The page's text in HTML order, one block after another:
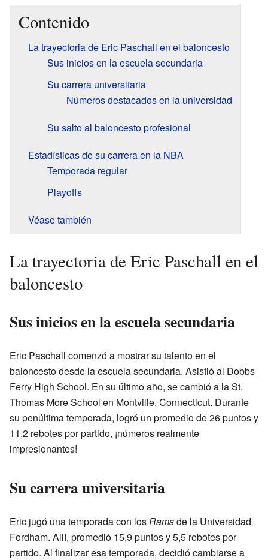
Contenido
La trayectoria de Eric Paschall en el baloncesto
Sus inicios en la escuela secundaria
Su carrera universitaria
Números destacados en la universidad
Su salto al baloncesto profesional
Estadísticas de su carrera en la NBA
Temporada regular
Playoffs
Véase también
La trayectoria de Eric Paschall en el
baloncesto
Sus inicios en la escuela secundaria
Eric Paschall comenzó a mostrar su talento en el
baloncesto desde la escuela secundaria. Asistió al Dobbs
Ferry High School. En su último año, se cambió a la St.
Thomas More School en Montville, Connecticut. Durante
su penúltima temporada, logró un promedio de 26 puntos y
11,2 rebotes por partido, ¡números realmente
impresionantes!
Su carrera universitaria
Eric jugó una temporada con losRamsde la Universidad
Fordham. Allí, promedió 15,9 puntos y 5,5 rebotes por
partido. Al finalizar esa temporada, decidió cambiarse a